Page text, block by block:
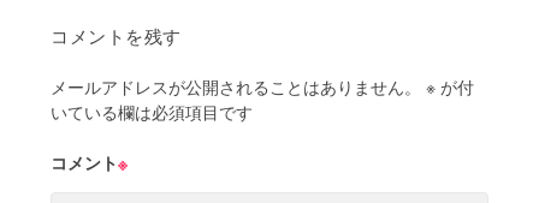
コメントを残す
メールアドレスが公開されることはありません。 ※ が付
いている欄は必須項目です
コメント※